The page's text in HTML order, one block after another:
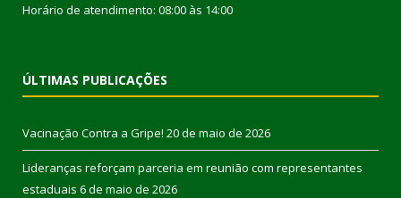
Horário de atendimento: 08:00 às 14:00
ÚLTIMAS PUBLICAÇÕES
Vacinação Contra a Gripe! 20 de maio de 2026
Lideranças reforçam parceria em reunião com representantes
estaduais 6 de maio de 2026